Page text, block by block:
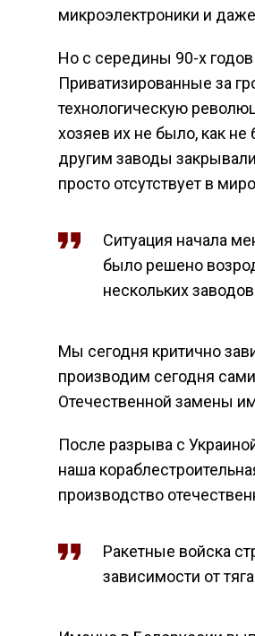
микроэлектроники и
Но с середины 90-х
Приватизированные за
технологическую
хозяев их не было, как
другим заводы
просто отсутствует в
Ситуация начала
было решено
нескольких
Мы сегодня критично
производим сегодня
Отечественной замены
После разрыва с
наша
производство
Ракетные войска
зависимости от